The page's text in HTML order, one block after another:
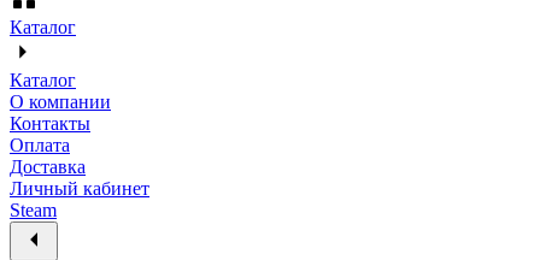
Каталог
Каталог
О компании
Контакты
Оплата
Доставка
Личный кабинет
Steam